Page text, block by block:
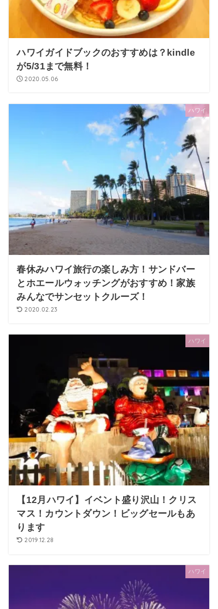
ハワイガイドブックのおすすめは？kindle
が5/31まで無料！
2020.05.06
ハワイ
春休みハワイ旅行の楽しみ方！サンドバー
とホエールウォッチングがおすすめ！家族
みんなでサンセットクルーズ！
2020.02.23
ハワイ
【12月ハワイ】イベント盛り沢山！クリス
マス！カウントダウン！ビッグセールもあ
ります
2019.12.28
ハワイ